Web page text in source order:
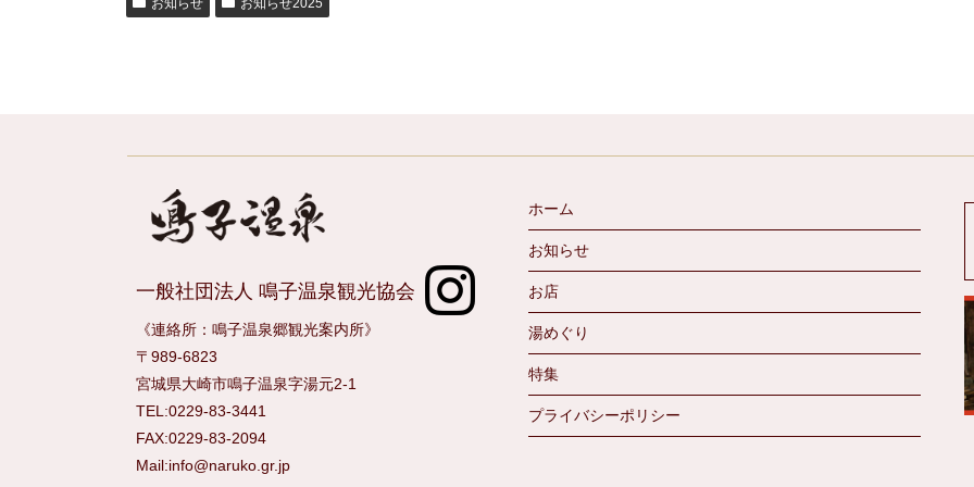
一般社団法人 鳴子温泉観光協会
《連絡所：鳴子温泉郷観光案内所》
〒989-6823
宮城県大崎市鳴子温泉字湯元2-1
TEL:0229-83-3441
FAX:0229-83-2094
Mail:info@naruko.gr.jp
ホーム
お知らせ
お店
湯めぐり
特集
プライバシーポリシー